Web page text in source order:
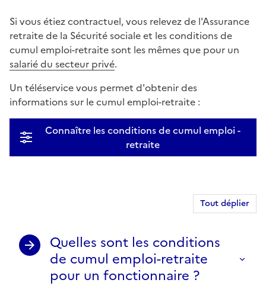
Si vous étiez contractuel, vous relevez de l'Assurance
retraite de la Sécurité sociale et les conditions de
cumul emploi-retraite sont les mêmes que pour un
salarié du secteur privé.
Un téléservice vous permet d'obtenir des
informations sur le cumul emploi-retraite :
Connaître les conditions de cumul emploi -
retraite
Tout déplier
Quelles sont les conditions
de cumul emploi-retraite
pour un fonctionnaire ?